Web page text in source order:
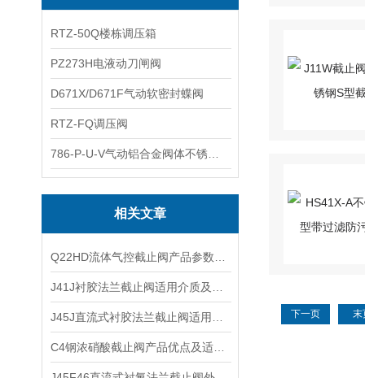
RTZ-50Q楼栋调压箱
PZ273H电液动刀闸阀
D671X/D671F气动软密封蝶阀
RTZ-FQ调压阀
相关文章
下一页 末